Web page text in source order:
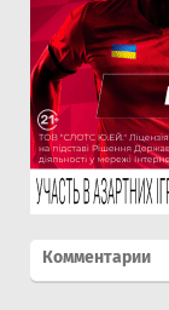
Комментарии